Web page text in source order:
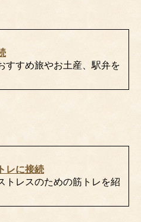
すめ旅やお土産、駅弁を
レに接続
レスのための筋トレを紹